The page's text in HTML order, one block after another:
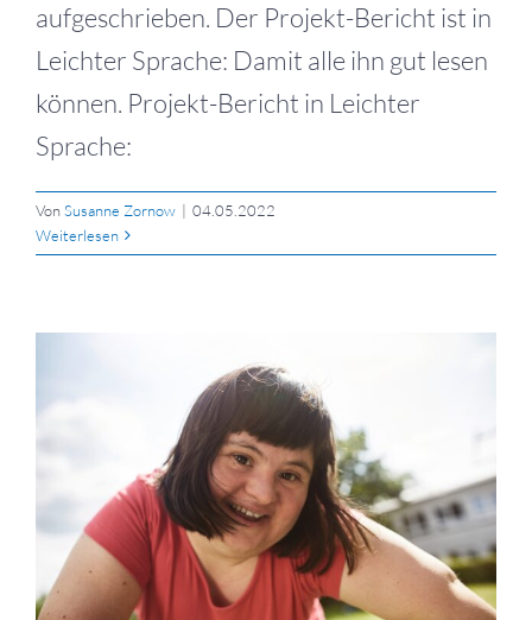
aufgeschrieben. Der Projekt-Bericht ist in
Leichter Sprache: Damit alle ihn gut lesen
können. Projekt-Bericht in Leichter
Sprache:
VonSusanne Zornow | 04.05.2022
Weiterlesen